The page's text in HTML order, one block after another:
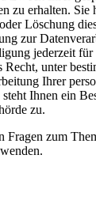
zu erhalten. Sie
Löschung
zur
jederzeit
Recht, unter
Ihrer
Ihnen ein
zu.
Fragen zum